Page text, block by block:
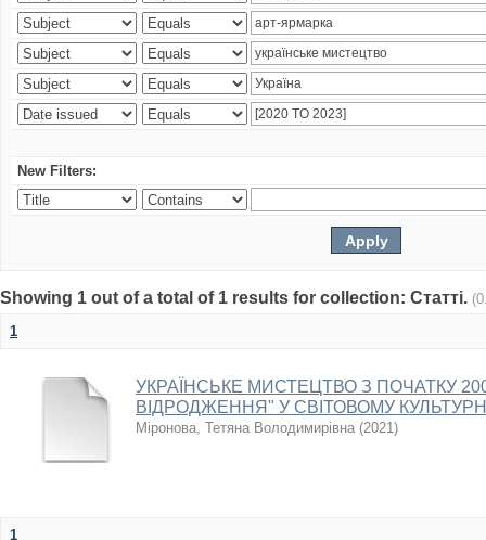
New Filters:
Showing 1 out of a total of 1 results for collection: Статті.
1
УКРАЇНСЬКЕ МИСТЕЦТВО З ПОЧАТКУ
ВІДРОДЖЕННЯ" У СВІТОВОМУ
Міронова, Тетяна Володимирівна (2021)
1